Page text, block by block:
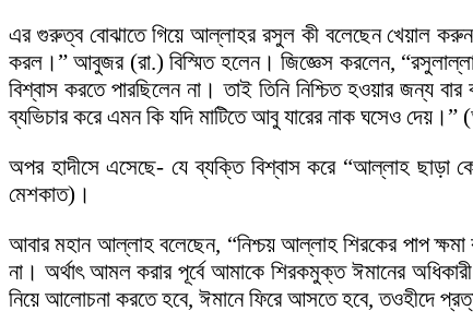
এর গুরুত্ব বোঝাতে গিয়ে আল্লাহর রসুল কী বলেছেন খেয়াল
করল।” আবুজর (রা.) বিস্মিত হলেন। জিজ্ঞেস করলেন,
বিশ্বাস করতে পারছিলেন না। তাই তিনি নিশ্চিত হওয়ার জন্য
ব্যভিচার করে এমন কি যদি মাটিতে আবু যারের নাক ঘসেও দেয়।”
অপর হাদীসে এসেছে- যে ব্যক্তি বিশ্বাস করে “আল্লাহ ছাড়া
মেশকাত)।
আবার মহান আল্লাহ বলেছেন, “নিশ্চয় আল্লাহ শিরকের পাপ
না। অর্থাৎ আমল করার পূর্বে আমাকে শিরকমুক্ত ঈমানের
নিয়ে আলোচনা করতে হবে, ঈমানে ফিরে আসতে হবে, তওহীদে